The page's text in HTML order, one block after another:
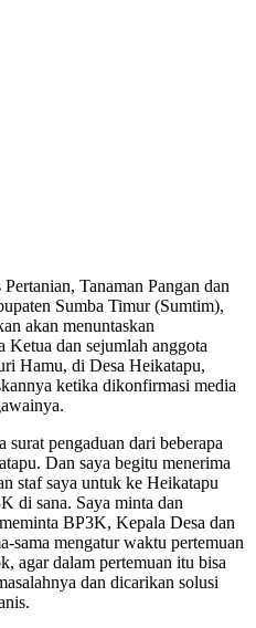
Tanaman Pangan dan
Sumba Timur (Sumtim),
akan menuntaskan
Ketua dan sejumlah anggota
Hamu, di Desa Heikatapu,
ketika dikonfirmasi media
pengaduan dari beberapa
Dan saya begitu menerima
staf saya untuk ke Heikatapu
di sana. Saya minta dan
BP3K, Kepala Desa dan
sama mengatur waktu pertemuan
agar dalam pertemuan itu bisa
dan dicarikan solusi